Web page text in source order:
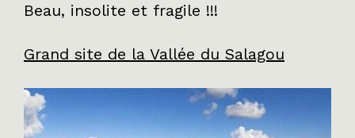
Beau, insolite et fragile !!!
Grand site de la Vallée du Salagou